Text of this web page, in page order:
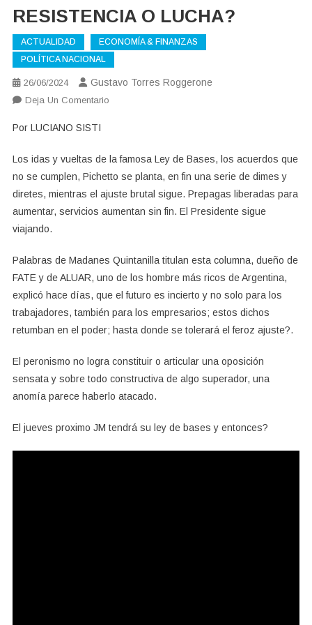
RESISTENCIA O LUCHA?
ACTUALIDAD
ECONOMÍA & FINANZAS
POLÍTICA NACIONAL
26/06/2024 Gustavo Torres Roggerone
Deja Un ComentarioEn
Por LUCIANO SISTI
Los idas y vueltas de la famosa Ley de Bases, los acuerdos que
no se cumplen, Pichetto se planta, en fin una serie de dimes y
diretes, mientras el ajuste brutal sigue. Prepagas liberadas para
aumentar, servicios aumentan sin fin. El Presidente sigue
viajando.
Palabras de Madanes Quintanilla titulan esta columna, dueño de
FATE y de ALUAR, uno de los hombre más ricos de Argentina,
explicó hace días, que el futuro es incierto y no solo para los
trabajadores, también para los empresarios; estos dichos
retumban en el poder; hasta donde se tolerará el feroz ajuste?.
El peronismo no logra constituir o articular una oposición
sensata y sobre todo constructiva de algo superador, una
anomía parece haberlo atacado.
El jueves proximo JM tendrá su ley de bases y entonces?